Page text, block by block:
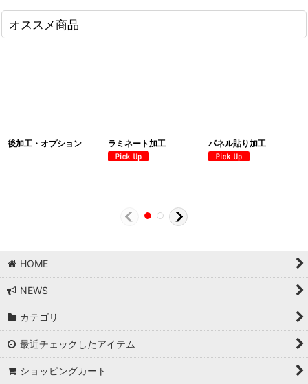
オススメ商品
後加工・オプション ラミネート加工 パネル貼り加工
HOME
NEWS
カテゴリ
最近チェックしたアイテム
ショッピングカート